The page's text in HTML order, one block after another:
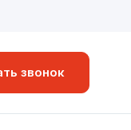
звонок